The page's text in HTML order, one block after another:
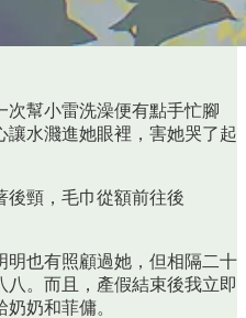
次幫小雷洗澡便有點手忙腳
水濺進她眼裡，害她哭了起
後頸，毛巾從額前往後
明也有照顧過她，但相隔二十
。而且，產假結束後我立即
奶和菲傭。